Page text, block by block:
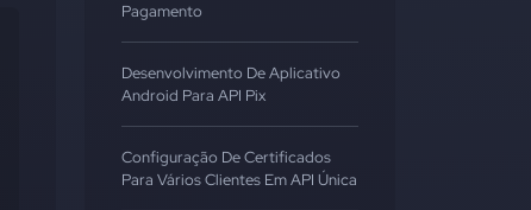
Pagamento
Desenvolvimento De Aplicativo
Android Para API Pix
Configuração De Certificados
Para Vários Clientes Em API Única